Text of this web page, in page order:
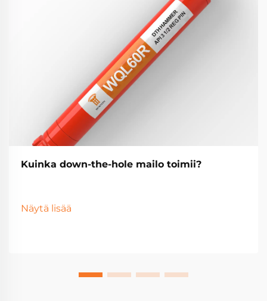
Kuinka down-the-hole mailo toimii?
Näytä lisää